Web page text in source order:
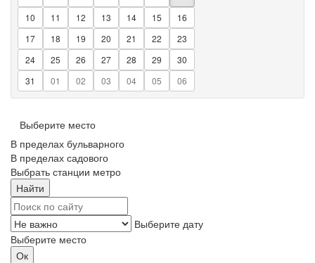
10
11 12 13 14 15
16
17
18 19 20 21 22
23
24
25 26 27 28 29
30
31
01 02 03 04 05 06
Выберите место
В пределах бульварного
В пределах садового
Выбрать станции метро
Выберите дату
Выберите место